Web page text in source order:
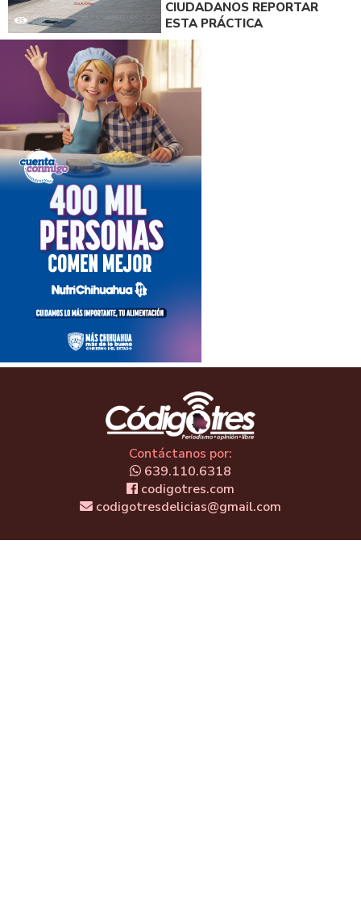
CIUDADANOS REPORTAR
ESTA PRÁCTICA
Contáctanos por:
639.110.6318
codigotres.com
codigotresdelicias@gmail.com